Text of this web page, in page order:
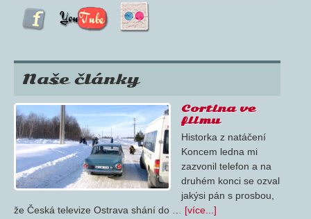
Naše články
Cortina ve
filmu
Historka z natáčení
Koncem ledna mi
zazvonil telefon a na
druhém konci se ozval
jakýsi pán s prosbou,
že Česká televize Ostrava shání do … [více...]